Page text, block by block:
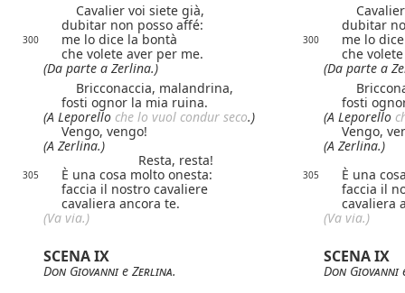
Cavalier voi siete già,
dubitar non posso affé:
dubitar
300 me lo dice la bontà 300
me lo
che volete aver per me.
che
(Da parte a Zerlina.)
(Da parte a
Bricconaccia, malandrina,
fosti ognor la mia ruina.
fosti
(A Leporello che lo vuol condur seco.) (A Leporello
Vengo, vengo!
Vengo,
(A Zerlina.)
(A Zerlina.)
Resta, resta!
305 È una cosa molto onesta: 305
È una
faccia il nostro cavaliere
faccia il
cavaliera ancora te.
cavaliera
(Va via.) (Va via.)
SCENA IX SCENA IX
Don Giovannie Zerlina. Don Giovanni